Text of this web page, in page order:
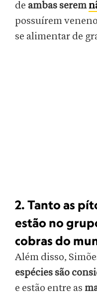
de ambas serem
possuírem
se alimentar de
2. Tanto as
estão no
cobras do
Além disso,
espécies são
e estão entre as